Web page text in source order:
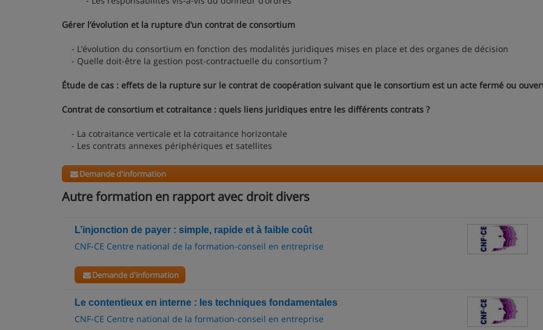
Gérer l’évolution et la rupture d’un contrat de consortium
- L’évolution du consortium en fonction des modalités juridiques mises en place et des organes de décision
- Quelle doit-être la gestion post-contractuelle du consortium ?
Étude de cas : effets de la rupture sur le contrat de coopération suivant que le consortium est un acte fermé ou
Contrat de consortium et cotraitance : quels liens juridiques entre les différents contrats ?
- La cotraitance verticale et la cotraitance horizontale
- Les contrats annexes périphériques et satellites
Demande d'information
Autre formation en rapport avec droit divers
L’injonction de payer : simple, rapide et à faible coût
CNF-CE Centre national de la formation-conseil en entreprise
Demande d'information
Le contentieux en interne : les techniques fondamentales
CNF-CE Centre national de la formation-conseil en entreprise